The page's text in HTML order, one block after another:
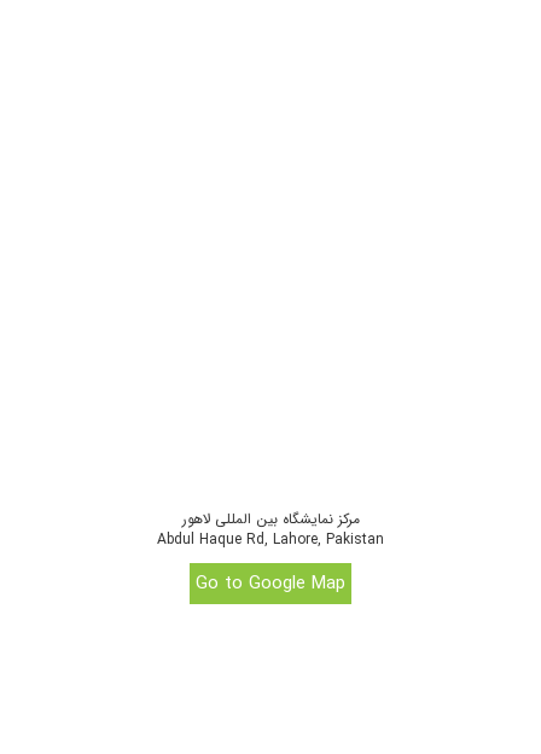
مرکز نمایشگاه بین المللی لاهور
Abdul Haque Rd, Lahore, Pakistan
Go to Google Map